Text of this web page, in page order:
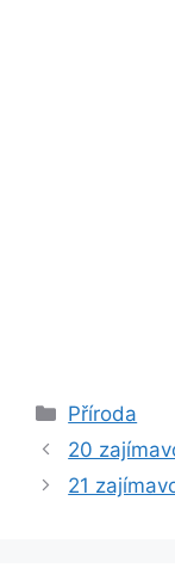
Rubriky
Příroda
20
21